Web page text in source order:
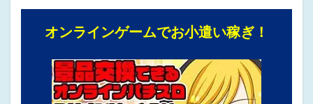
オンラインゲームでお小遣い稼ぎ！